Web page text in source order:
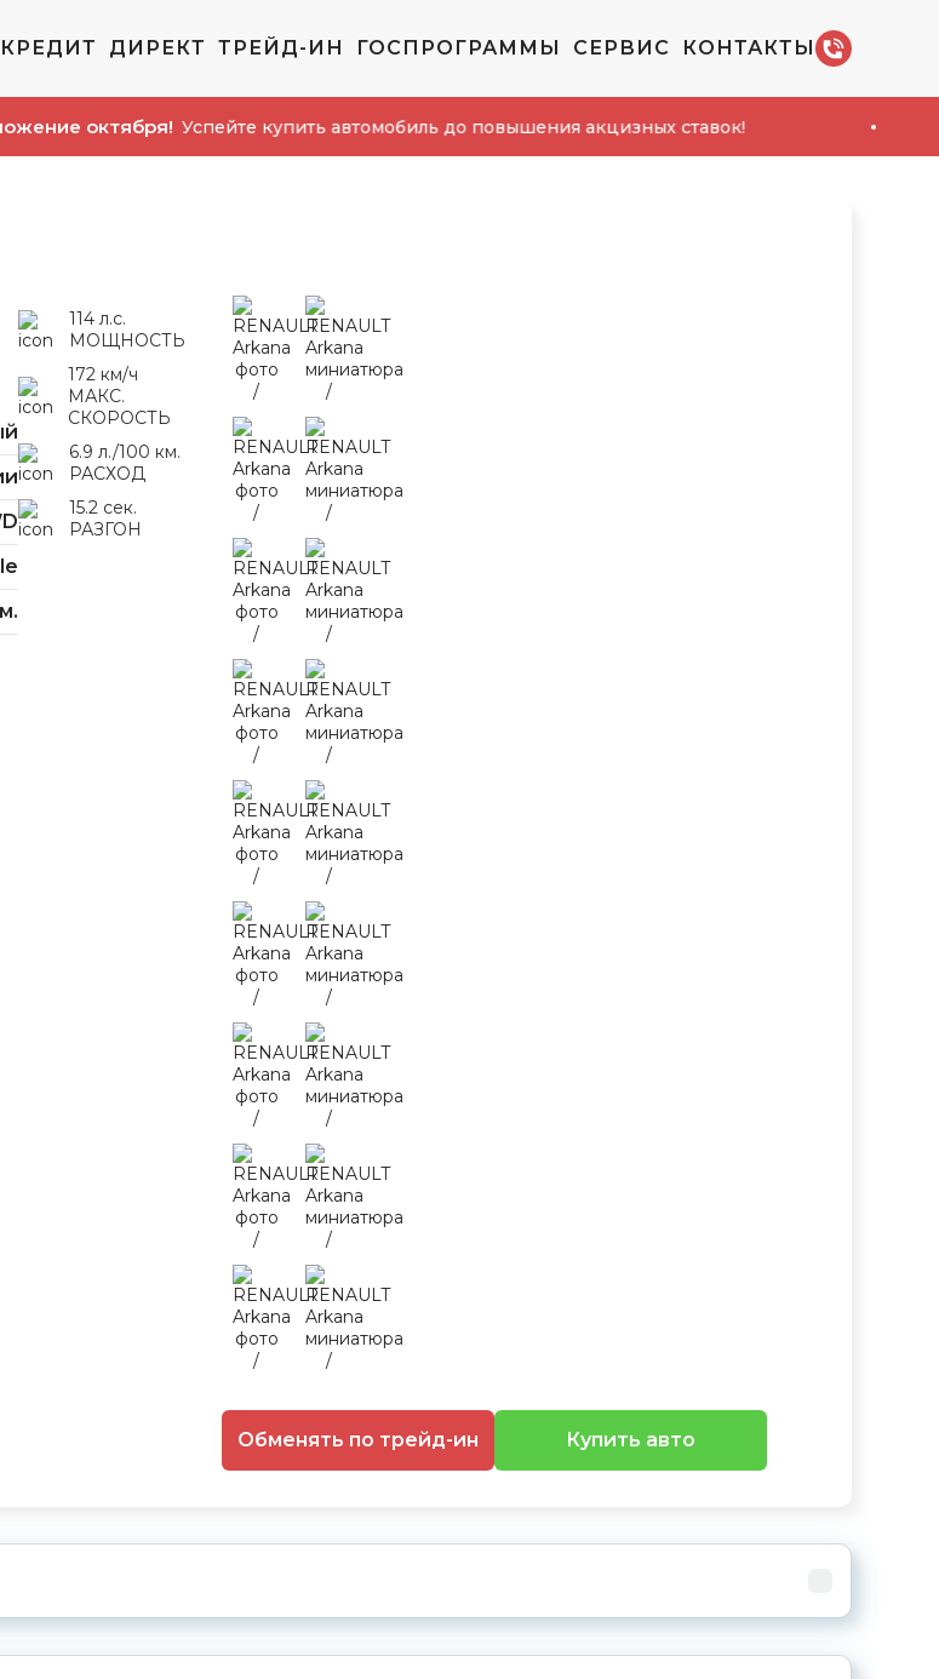
ДИРЕКТ ТРЕЙД-ИН ГОСПРОГРАММЫ СЕРВИС КОНТАКТЫ
Успейте купить автомобиль до повышения акцизных ставок!
Обменять по трейд-ин Купить авто
114 л.с.
МОЩНОСТЬ
172 км/ч
МАКС.
СКОРОСТЬ
6.9 л./100 км.
РАСХОД
15.2 сек.
РАЗГОН